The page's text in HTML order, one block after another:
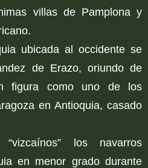
villas de Pamplona y
ubicada al occidente se
de Erazo, oriundo de
figura como uno de los
en Antioquia, casado
los navarros
en menor grado durante